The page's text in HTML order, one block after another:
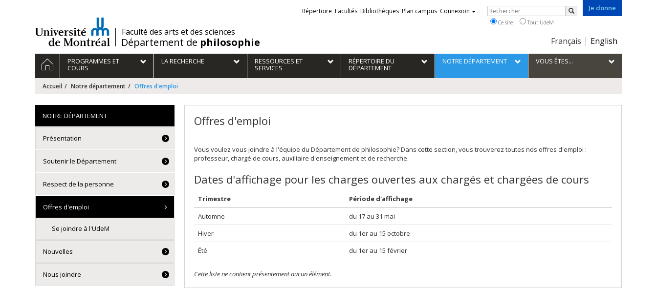
/Faculté des arts et des sciences
Département de philosophie
Je donne
Choix
la
langue
Français English
Liens
externes
Répertoire Facultés Bibliothèques Plan campus Connexion Rechercher
Rechercher
Ce site Tout UdeM
Navigation
principale
ACCUEILPROGRAMMES ET
COURS
LA RECHERCHE RESSOURCES ET
SERVICES
RÉPERTOIRE DU
DÉPARTEMENT
NOTRE DÉPARTEMENT VOUS ÊTES...
Accueil Notre département Offres d'emploi
Offres d'emploi
Vous voulez vous joindre à l'équipe du Département de philosophie? Dans cette section, vous trouverez toutes nos offres d'emploi :
professeur, chargé de cours, auxiliaire d'enseignement et de recherche.
Dates d'affichage pour les charges ouvertes aux chargés et chargées de cours
Trimestre
Période d'affichage
Automne
du 17 au 31 mai
Hiver
du 1er au 15 octobre
Été
du 1er au 15 février
Cette liste ne contient présentement aucun élément.
NOTRE DÉPARTEMENT
Présentation
Soutenir le Département
Respect de la personne
Offres d'emploi
Se joindre à l'UdeM
Nouvelles
Nous joindre